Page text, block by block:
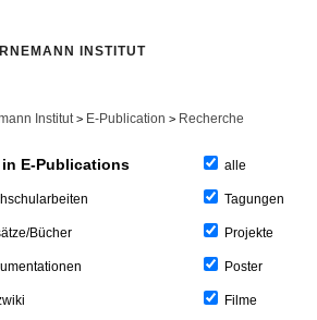
INSTITUT
Institut > E-Publication > Recherche
E-Publications
Bücher
alle
Tagungen
Projekte
Poster
Filme